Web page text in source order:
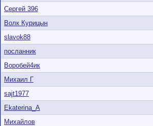
Сергей 396
Волк Курицын
slavok88
посланник
Воробей4ик
Михаил Г
sajt1977
Ekaterina_A
Михайлов